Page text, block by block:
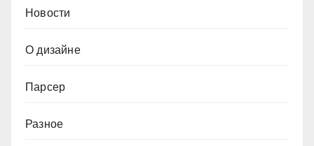
Новости
О дизайне
Парсер
Разное